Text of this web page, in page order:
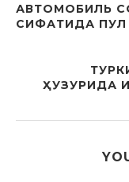
АВТОМОБИЛЬ
СИФАТИДА ПУЛ
ҲУЗУРИДА